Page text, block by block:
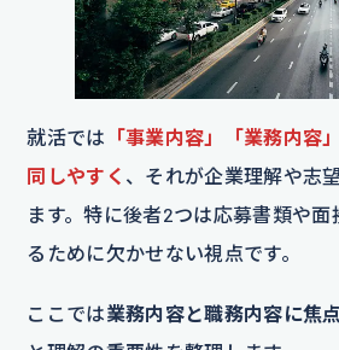
就活では 「事業内容」「業務内容
同しやすく 、それが企業理解や志
ます。特に後者2つは応募書類や
るために欠かせない視点です。
ここでは業務内容と職務内容に焦点